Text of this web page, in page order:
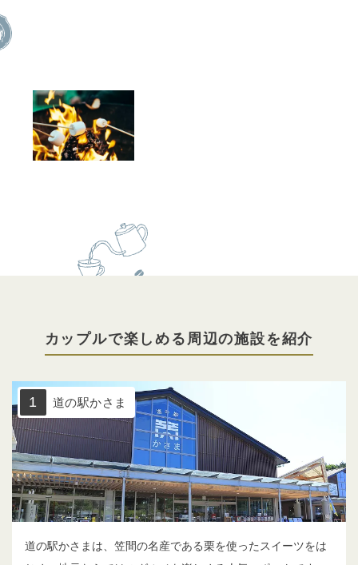
カップルで楽しめる周辺の施設を紹介
1 道の駅かさま
道の駅かさまは、笠間の名産である栗を使ったスイーツをは